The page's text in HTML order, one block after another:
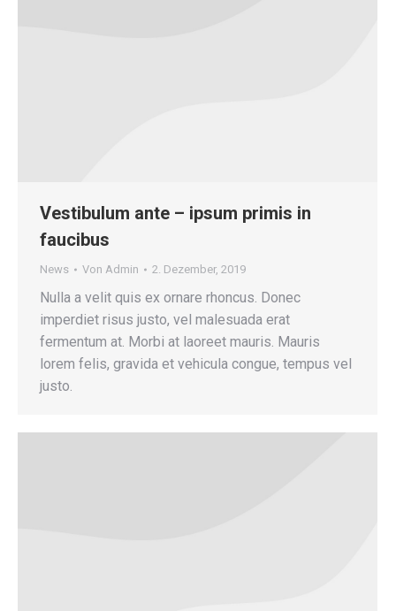
Vestibulum ante – ipsum primis in
faucibus
News Von Admin 2. Dezember, 2019
Nulla a velit quis ex ornare rhoncus. Donec
imperdiet risus justo, vel malesuada erat
fermentum at. Morbi at laoreet mauris. Mauris
lorem felis, gravida et vehicula congue, tempus vel
justo.